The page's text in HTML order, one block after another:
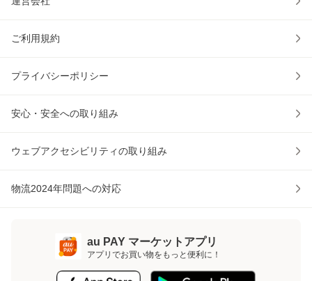
ご利用規約
プライバシーポリシー
安心・安全への取り組み
ウェブアクセシビリティの取り組み
物流2024年問題への対応
au PAY マーケットアプリ
アプリでお買い物をもっと便利に！